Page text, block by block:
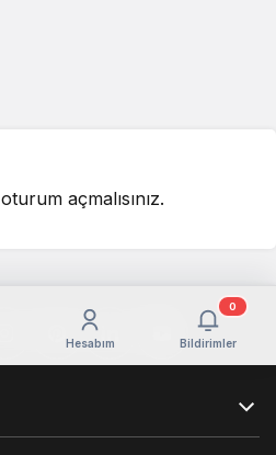
oturum açmalısınız.
Hesabım Bildirimler
0